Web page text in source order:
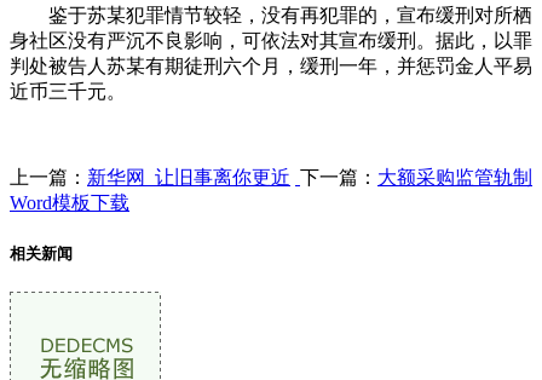
鉴于苏某犯罪情节较轻，没有再犯罪的，宣布缓刑对所栖
身社区没有严沉不良影响，可依法对其宣布缓刑。据此，以罪
判处被告人苏某有期徒刑六个月，缓刑一年，并惩罚金人平易
近币三千元。
上一篇： 新华网_让旧事离你更近 下一篇： 大额采购监管轨制
Word模板下载
相关新闻